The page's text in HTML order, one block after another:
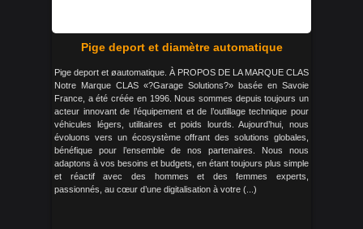
Pige deport et diamètre automatique
Pige deport et øautomatique. À PROPOS DE LA MARQUE CLAS
Notre Marque CLAS «?Garage Solutions?» basée en Savoie
France, a été créée en 1996. Nous sommes depuis toujours un
acteur innovant de l’équipement et de l’outillage technique pour
véhicules légers, utilitaires et poids lourds. Aujourd’hui, nous
évoluons vers un écosystème offrant des solutions globales,
bénéfique pour l’ensemble de nos partenaires. Nous nous
adaptons à vos besoins et budgets, en étant toujours plus simple
et réactif avec des hommes et des femmes experts,
passionnés, au cœur d’une digitalisation à votre (...)